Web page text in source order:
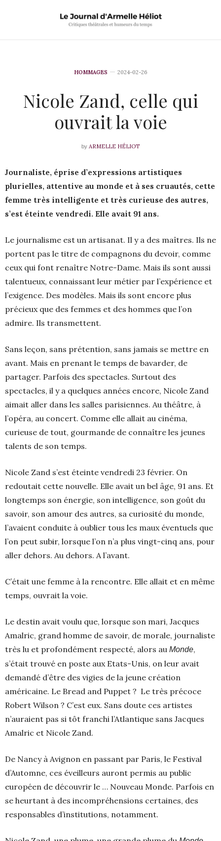
HOMMAGES 2024-02-26
Nicole Zand, celle qui
ouvrait la voie
by ARMELLE HÉLIOT
Journaliste, éprise d’expressions artistiques
plurielles, attentive au monde et à ses cruautés, cette
femme très intelligente et très curieuse des autres,
s’est éteinte vendredi. Elle avait 91 ans.
Le journalisme est un artisanat. Il y a des maîtres. Ils ne
portent pas le titre de compagnons du devoir, comme
ceux qui font renaître Notre-Dame. Mais ils sont aussi
talentueux, connaissant leur métier par l’expérience et
l’exigence. Des modèles. Mais ils sont encore plus
précieux que des femmes et des hommes que l’on
admire. Ils transmettent.
Sans leçon, sans prétention, sans jamais se mettre en
avant. Mais en prenant le temps de bavarder, de
partager. Parfois des spectacles. Surtout des
spectacles, il y a quelques années encore, Nicole Zand
aimait aller dans les salles parisiennes. Au théâtre, à
l’opéra, au concert. Comme elle allait au cinéma,
curieuse de tout, gourmande de connaître les jeunes
talents de son temps.
Nicole Zand s’est éteinte vendredi 23 février. On
redoutait cette nouvelle. Elle avait un bel âge, 91 ans. Et
longtemps son énergie, son intelligence, son goût du
savoir, son amour des autres, sa curiosité du monde,
l’avaient conduite à oublier tous les maux éventuels que
l’on peut subir, lorsque l’on n’a plus vingt-cinq ans, pour
aller dehors. Au dehors. A l’avant.
C’était une femme à la rencontre. Elle allait et en même
temps, ouvrait la voie.
Le destin avait voulu que, lorsque son mari, Jacques
Amalric, grand homme de savoir, de morale, journaliste
très lu et profondément respecté, alors au Monde,
s’était trouvé en poste aux Etats-Unis, on leur avait
demandé d’être des vigies de la jeune création
américaine. Le Bread and Puppet ? Le très précoce
Robert Wilson ? C’est eux. Sans doute ces artistes
n’auraient pas si tôt franchi l’Atlantique sans Jacques
Amalric et Nicole Zand.
De Nancy à Avignon en passant par Paris, le Festival
d’Automne, ces éveilleurs auront permis au public
européen de découvrir le … Nouveau Monde. Parfois en
se heurtant à des incompréhensions certaines, des
responsables d’institutions, notamment.